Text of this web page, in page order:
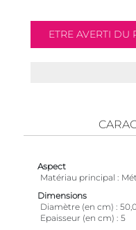
Aspect
Matériau principal
Dimensions
Diamètre (en cm)
Epaisseur (en cm)
5